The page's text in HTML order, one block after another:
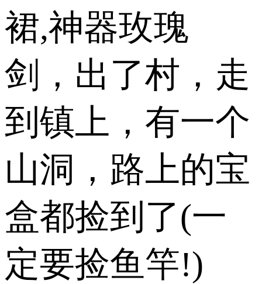
裙,神器玫瑰
剑，出了村，走
到镇上，有一个
山洞，路上的宝
盒都捡到了(一
定要捡鱼竿!)